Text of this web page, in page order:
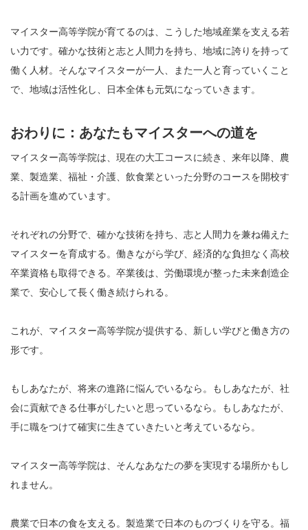
マイスター高等学院が育てるのは、こうした地域産業を支える若
い力です。確かな技術と志と人間力を持ち、地域に誇りを持って
働く人材。そんなマイスターが一人、また一人と育っていくこと
で、地域は活性化し、日本全体も元気になっていきます。
おわりに：あなたもマイスターへの道を
マイスター高等学院は、現在の大工コースに続き、来年以降、農
業、製造業、福祉・介護、飲食業といった分野のコースを開校す
る計画を進めています。
それぞれの分野で、確かな技術を持ち、志と人間力を兼ね備えた
マイスターを育成する。働きながら学び、経済的な負担なく高校
卒業資格も取得できる。卒業後は、労働環境が整った未来創造企
業で、安心して長く働き続けられる。
これが、マイスター高等学院が提供する、新しい学びと働き方の
形です。
もしあなたが、将来の進路に悩んでいるなら。もしあなたが、社
会に貢献できる仕事がしたいと思っているなら。もしあなたが、
手に職をつけて確実に生きていきたいと考えているなら。
マイスター高等学院は、そんなあなたの夢を実現する場所かもし
れません。
農業で日本の食を支える。製造業で日本のものづくりを守る。福